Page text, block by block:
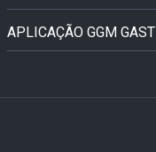
APLICAÇÃO GGM